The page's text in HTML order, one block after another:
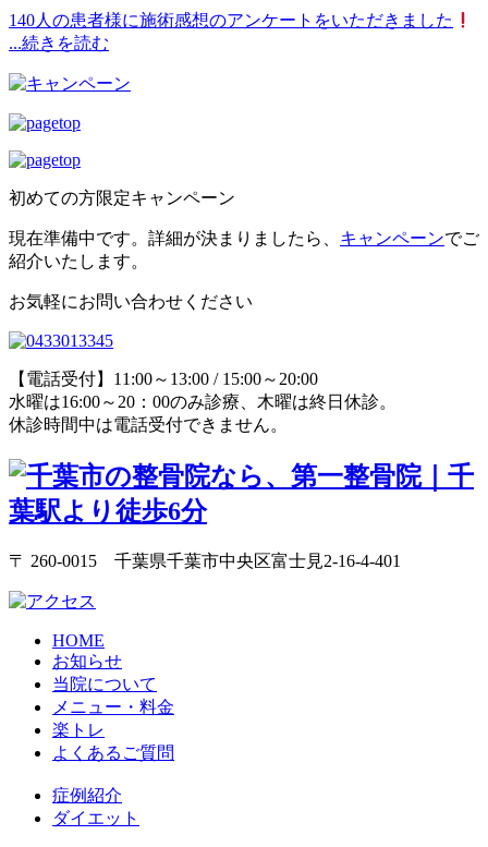
140人の患者様に施術感想のアンケートをいただきました
...続きを読む
初めての方限定キャンペーン
現在準備中です。詳細が決まりましたら、 キャンペーンでご
紹介いたします。
お気軽にお問い合わせください
【電話受付】11:00～13:00 / 15:00～20:00
水曜は16:00～20：00のみ診療、木曜は終日休診。
休診時間中は電話受付できません。
〒 260-0015 千葉県千葉市中央区富士見2-16-4-401
HOME
お知らせ
当院について
メニュー・料金
楽トレ
よくあるご質問
症例紹介
ダイエット